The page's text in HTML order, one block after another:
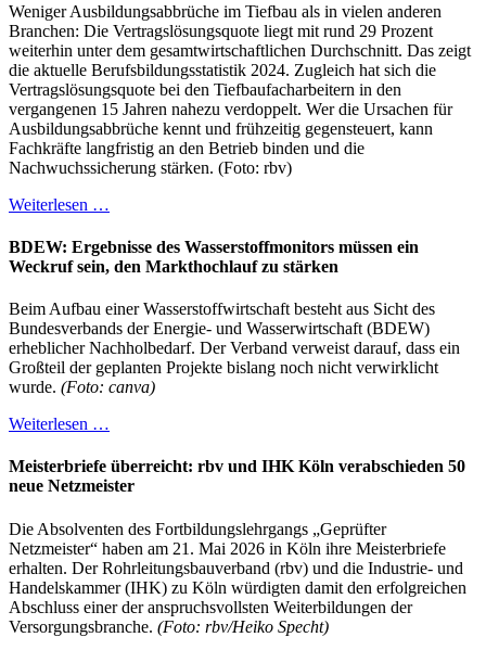
Weniger Ausbildungsabbrüche im Tiefbau als in vielen anderen
Branchen: Die Vertragslösungsquote liegt mit rund 29 Prozent
weiterhin unter dem gesamtwirtschaftlichen Durchschnitt. Das zeigt
die aktuelle Berufsbildungsstatistik 2024. Zugleich hat sich die
Vertragslösungsquote bei den Tiefbaufacharbeitern in den
vergangenen 15 Jahren nahezu verdoppelt. Wer die Ursachen für
Ausbildungsabbrüche kennt und frühzeitig gegensteuert, kann
Fachkräfte langfristig an den Betrieb binden und die
Nachwuchssicherung stärken. (Foto: rbv)
Weiterlesen …
BDEW: Ergebnisse des Wasserstoffmonitors müssen ein
Weckruf sein, den Markthochlauf zu stärken
Beim Aufbau einer Wasserstoffwirtschaft besteht aus Sicht des
Bundesverbands der Energie- und Wasserwirtschaft (BDEW)
erheblicher Nachholbedarf. Der Verband verweist darauf, dass ein
Großteil der geplanten Projekte bislang noch nicht verwirklicht
wurde. (Foto: canva)
Weiterlesen …
Meisterbriefe überreicht: rbv und IHK Köln verabschieden 50
neue Netzmeister
Die Absolventen des Fortbildungslehrgangs „Geprüfter
Netzmeister“ haben am 21. Mai 2026 in Köln ihre Meisterbriefe
erhalten. Der Rohrleitungsbauverband (rbv) und die Industrie- und
Handelskammer (IHK) zu Köln würdigten damit den erfolgreichen
Abschluss einer der anspruchsvollsten Weiterbildungen der
Versorgungsbranche. (Foto: rbv/Heiko Specht)